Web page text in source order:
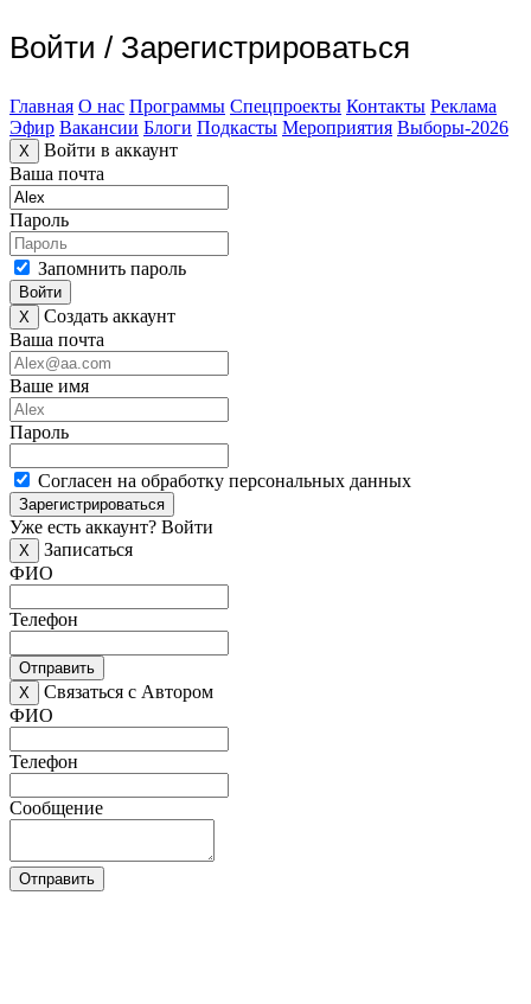
Войти / Зарегистрироваться
Главная О нас Программы Спецпроекты Контакты Реклама
Эфир Вакансии Блоги Подкасты Мероприятия Выборы-2026
X
Войти в аккаунт
Ваша почта
Пароль
Запомнить пароль
Войти
X
Создать аккаунт
Ваша почта
Ваше имя
Пароль
Согласен на обработку персональных данных
Зарегистрироваться
Уже есть аккаунт? Войти
X
Записаться
ФИО
Телефон
Отправить
X
Связаться с Автором
ФИО
Телефон
Сообщение
Отправить